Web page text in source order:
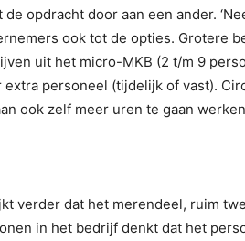
opdracht door aan een ander.
ook tot de opties. Grotere
uit het micro-MKB (2 t/m 9
personeel (tijdelijk of vast).
ook zelf meer uren te gaan
verder dat het merendeel, ruim
in het bedrijf denkt dat het